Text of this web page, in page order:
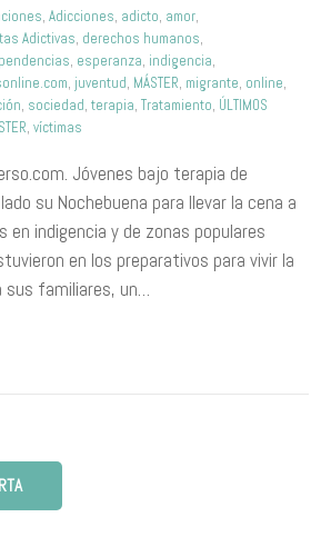
, Adicciones, adicto, amor,
Adictivas, derechos humanos,
, esperanza, indigencia,
, juventud, MÁSTER, migrante, online,
, sociedad, terapia, Tratamiento, ÚLTIMOS
, víctimas
Jóvenes bajo terapia de
su Nochebuena para llevar la cena a
en indigencia y de zonas populares
en los preparativos para vivir la
sus familiares, un…